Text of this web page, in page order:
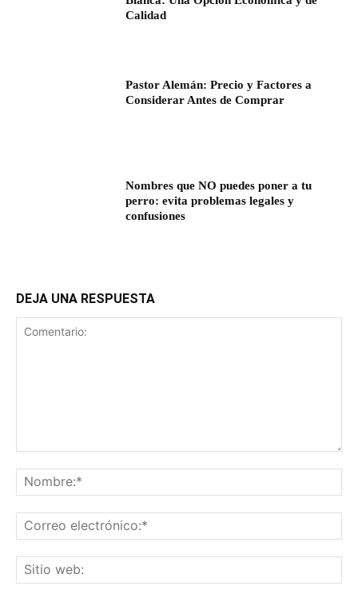
Calidad
Pastor Alemán: Precio y Factores a
Considerar Antes de Comprar
Nombres que NO puedes poner a tu
perro: evita problemas legales y
confusiones
DEJA UNA RESPUESTA